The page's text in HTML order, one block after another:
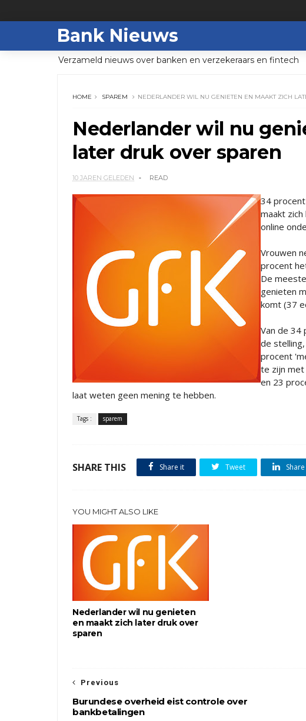
Bank Nieuws
Verzameld nieuws over banken en verzekeraars en fintech
HOME SPAREM NEDERLANDER WIL NU GENIETEN EN MAAKT ZICH
Nederlander wil nu
later druk over sparen
10 JAREN GELEDEN READ
34
maakt
online
Vrouwen
procent
De
genieten
komt (37
Van de 34
de
procent
te zijn
en 23
laat weten geen mening te hebben.
Tags : sparem
SHARE THIS Share it Tweet
YOU MIGHT ALSO LIKE
Nederlander wil nu genieten
en maakt zich later druk over
sparen
Previous
Burundese overheid eist controle over
bankbetalingen